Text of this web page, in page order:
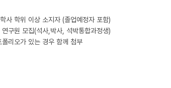
사 학위 이상 소지자 (졸업예정자 포함)
구원 모집(석사,박사, 석박통합과정생)
리오가 있는 경우 함께 첨부